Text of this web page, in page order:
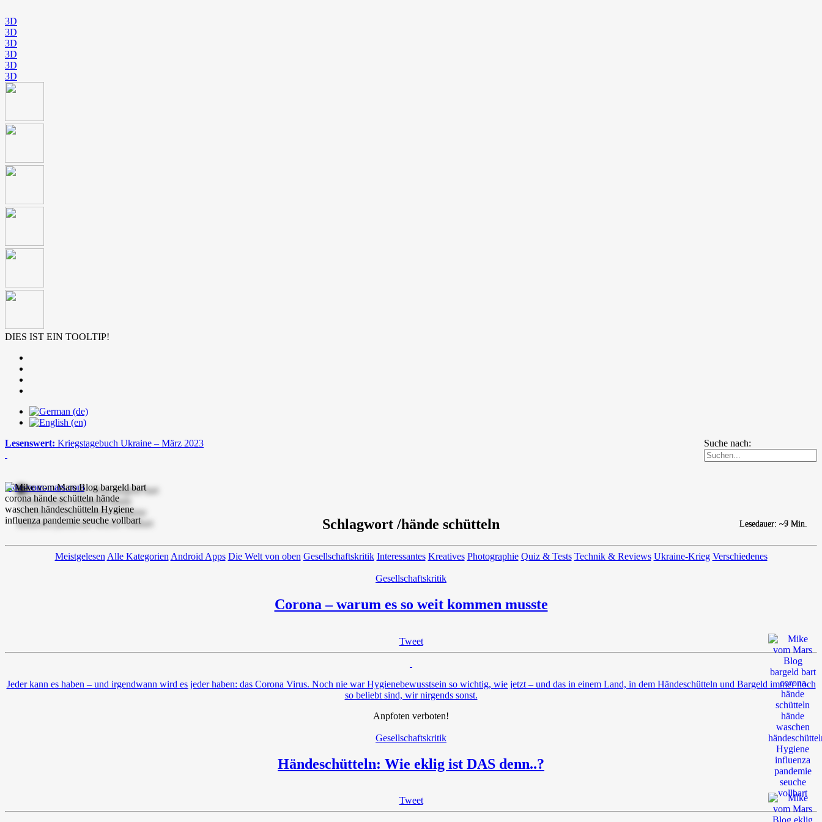
3D
3D
3D
3D
3D
3D
DIES IST EIN TOOLTIP!
Suche nach:
Lesenswert: Kriegstagebuch Ukraine – März 2023
mike-vom-mars.com
Schlagwort /hände schütteln
Meistgelesen Alle Kategorien Android Apps Die Welt von oben Gesellschaftskritik Interessantes Kreatives Photographie Quiz & Tests Technik & Reviews Ukraine-Krieg Verschiedenes
Gesellschaftskritik
Corona – warum es so weit kommen musste
Tweet
Lesedauer: ~9 Min.
Jeder kann es haben – und irgendwann wird es jeder haben: das Corona Virus. Noch nie war Hygienebewusstsein so wichtig, wie jetzt – und das in einem Land, in dem Händeschütteln und Bargeld immer noch
so beliebt sind, wir nirgends sonst.
Anpfoten verboten!
Gesellschaftskritik
Händeschütteln: Wie eklig ist DAS denn..?
Tweet
Lesedauer: ~7 Min.